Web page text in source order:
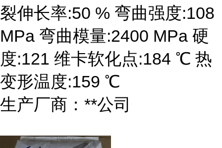
裂伸长率:50 % 弯曲强度:108
MPa 弯曲模量:2400 MPa 硬
度:121 维卡软化点:184 ℃ 热
变形温度:159 ℃
生产厂商：**公司